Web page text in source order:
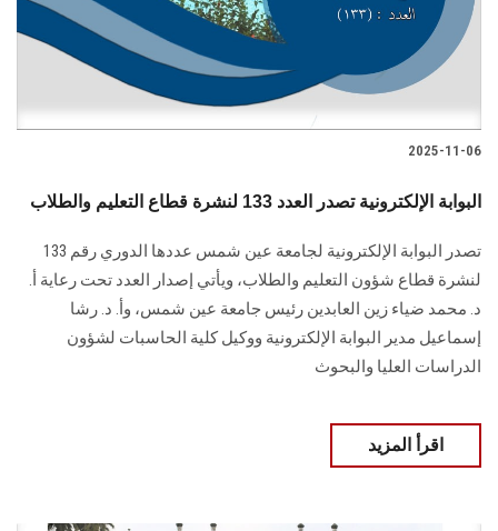
2025-11-06
البوابة الإلكترونية تصدر العدد 133 لنشرة قطاع التعليم والطلاب
تصدر البوابة الإلكترونية لجامعة عين شمس عددها الدوري رقم 133
لنشرة قطاع شؤون التعليم ‏والطلاب‎، ويأتي إصدار العدد تحت رعاية أ.
د. محمد ضياء زين العابدين رئيس جامعة عين شمس، وأ. د. ‏رشا
إسماعيل مدير البوابة الإلكترونية ووكيل كلية الحاسبات لشؤون
‏الدراسات العليا والبحوث
اقرأ المزيد